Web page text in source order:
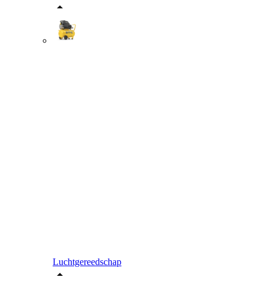
Luchtgereedschap